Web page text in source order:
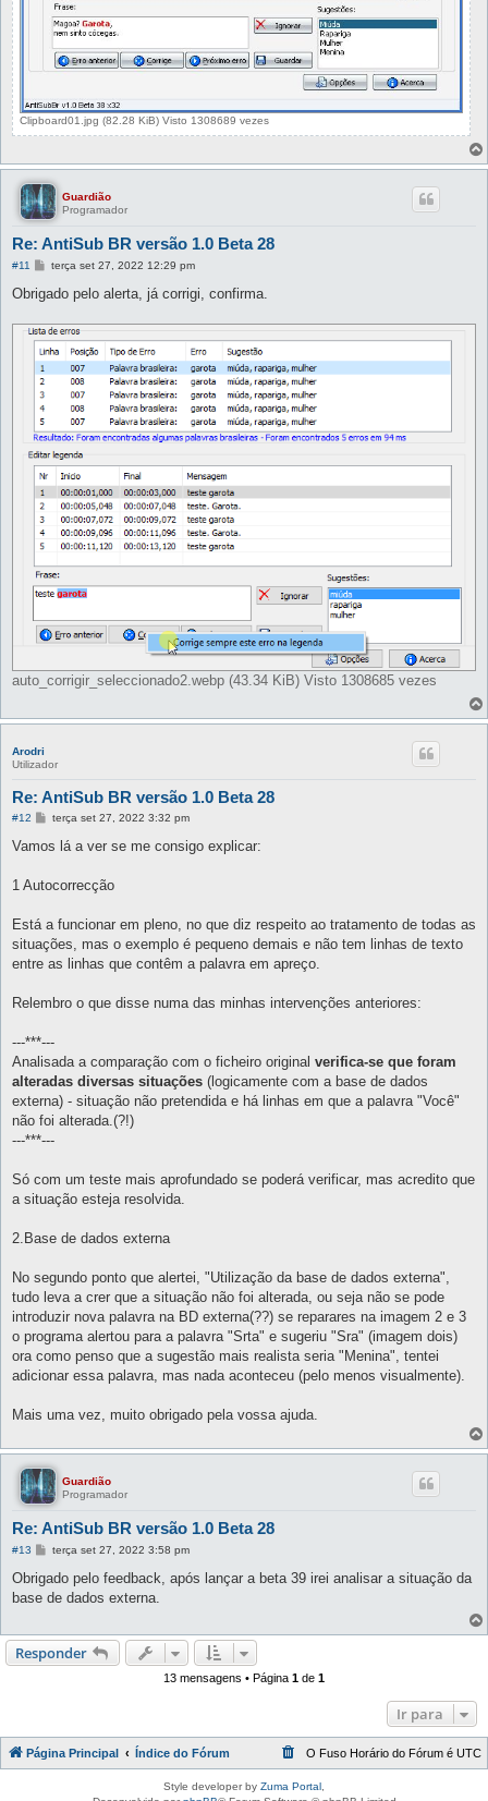
Clipboard01.jpg (82.28 KiB) Visto 1308689 vezes
Guardião
Programador
Re: AntiSub BR versão 1.0 Beta 28
#11
M
n
g
e
m
terça set 27, 2022 12:29 pm
Obrigado pelo alerta, já corrigi, confirma.
auto_corrigir_seleccionado2.webp (43.34 KiB) Visto 1308685 vezes
Arodri
Utilizador
Re: AntiSub BR versão 1.0 Beta 28
#12
M
n
g
terça set 27, 2022 3:32 pm
Vamos lá a ver se me consigo explicar:
1 Autocorrecção
Está a funcionar em pleno, no que diz respeito ao tratamento de todas as
situações, mas o exemplo é pequeno demais e não tem linhas de texto
entre as linhas que contêm a palavra em apreço.
Relembro o que disse numa das minhas intervenções anteriores:
---***---
Analisada a comparação com o ficheiro original verifica-se que foram
alteradas diversas situações (logicamente com a base de dados
externa) - situação não pretendida e há linhas em que a palavra "Você"
não foi alterada.(?!)
---***---
Só com um teste mais aprofundado se poderá verificar, mas acredito que
a situação esteja resolvida.
2.Base de dados externa
No segundo ponto que alertei, "Utilização da base de dados externa",
tudo leva a crer que a situação não foi alterada, ou seja não se pode
introduzir nova palavra na BD externa(??) se reparares na imagem 2 e 3
o programa alertou para a palavra "Srta" e sugeriu "Sra" (imagem dois)
ora como penso que a sugestão mais realista seria "Menina", tentei
adicionar essa palavra, mas nada aconteceu (pelo menos visualmente).
Mais uma vez, muito obrigado pela vossa ajuda.
Guardião
Programador
Re: AntiSub BR versão 1.0 Beta 28
#13
M
n
a
m
terça set 27, 2022 3:58 pm
Obrigado pelo feedback, após lançar a beta 39 irei analisar a situação da
base de dados externa.
Responder
13 mensagens • Página 1 de 1
Ir para
Página Principal Índice do Fórum O Fuso Horário do Fórum é UTC
Style developer by Zuma Portal